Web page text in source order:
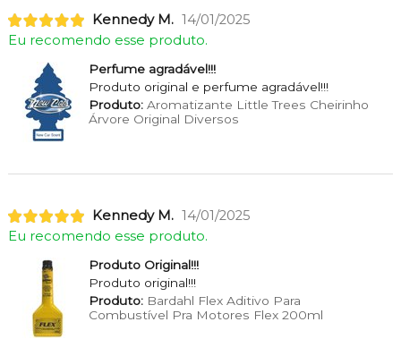
Kennedy M. 14/01/2025
Eu recomendo esse produto.
Perfume agradável!!!
Produto original e perfume agradável!!!
Produto:Aromatizante Little Trees Cheirinho
Árvore Original Diversos
Kennedy M. 14/01/2025
Eu recomendo esse produto.
Produto Original!!!
Produto original!!!
Produto:Bardahl Flex Aditivo Para
Combustível Pra Motores Flex 200ml